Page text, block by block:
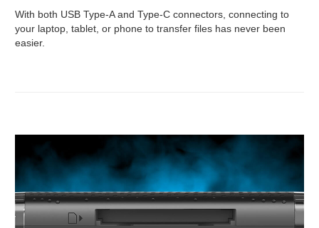
With both USB Type-A and Type-C connectors, connecting to
your laptop, tablet, or phone to transfer files has never been
easier.